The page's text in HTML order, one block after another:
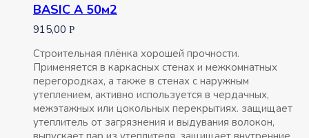
50м2
BASIC A 50м2
915,00 Р
Строительная плёнка хорошей прочности.
Применяется в каркасных стенах и межкомнатных
перегородках, а также в стенах с наружным
утеплением, активно используется в чердачных,
межэтажных или цокольных перекрытиях. защищает
утеплитель от загрязнения и выдувания волокон,